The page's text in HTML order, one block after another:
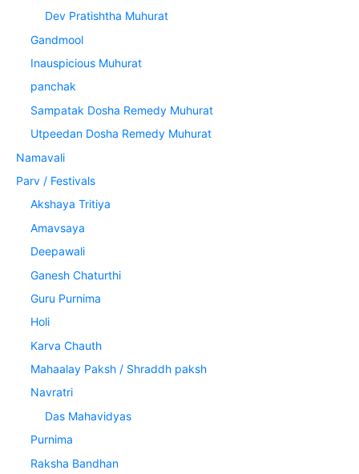
Dev Pratishtha Muhurat
Gandmool
Inauspicious Muhurat
panchak
Sampatak Dosha Remedy Muhurat
Utpeedan Dosha Remedy Muhurat
Namavali
Parv / Festivals
Akshaya Tritiya
Amavsaya
Deepawali
Ganesh Chaturthi
Guru Purnima
Holi
Karva Chauth
Mahaalay Paksh / Shraddh paksh
Navratri
Das Mahavidyas
Purnima
Raksha Bandhan